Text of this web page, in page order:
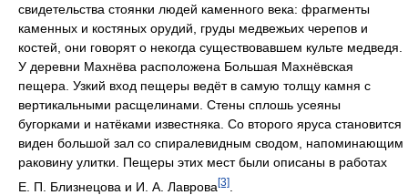
свидетельства стоянки людей каменного века: фрагменты
каменных и костяных орудий, груды медвежьих черепов и
костей, они говорят о некогда существовавшем культе медведя.
У деревни Махнёва расположена Большая Махнёвская
пещера. Узкий вход пещеры ведёт в самую толщу камня с
вертикальными расщелинами. Стены сплошь усеяны
бугорками и натёками известняка. Со второго яруса становится
виден большой зал со спиралевидным сводом, напоминающим
раковину улитки. Пещеры этих мест были описаны в работах
Е. П. Близнецова и И. А. Лаврова[3]